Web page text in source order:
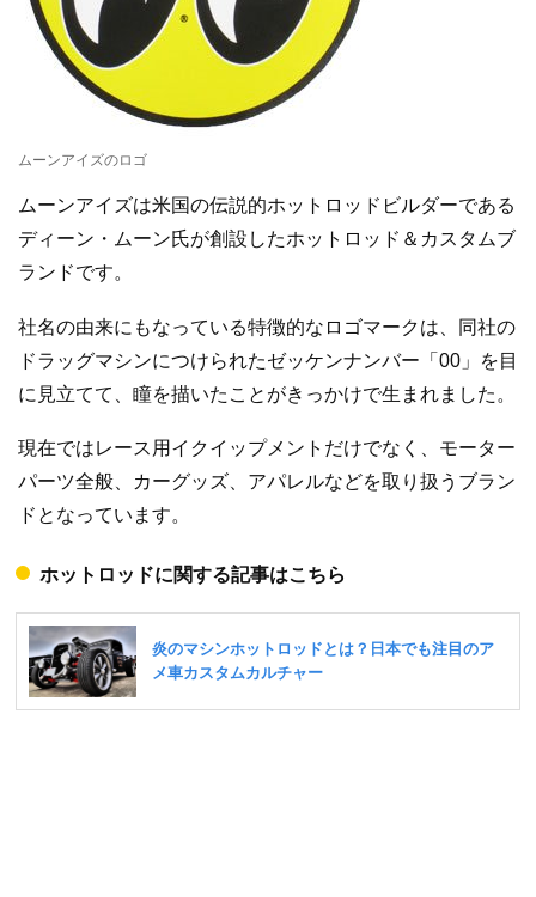
ムーンアイズのロゴ
ムーンアイズは米国の伝説的ホットロッドビルダーである
ディーン・ムーン氏が創設したホットロッド＆カスタムブ
ランドです。
社名の由来にもなっている特徴的なロゴマークは、同社の
ドラッグマシンにつけられたゼッケンナンバー「00」を目
に見立てて、瞳を描いたことがきっかけで生まれました。
現在ではレース用イクイップメントだけでなく、モーター
パーツ全般、カーグッズ、アパレルなどを取り扱うブラン
ドとなっています。
ホットロッドに関する記事はこちら